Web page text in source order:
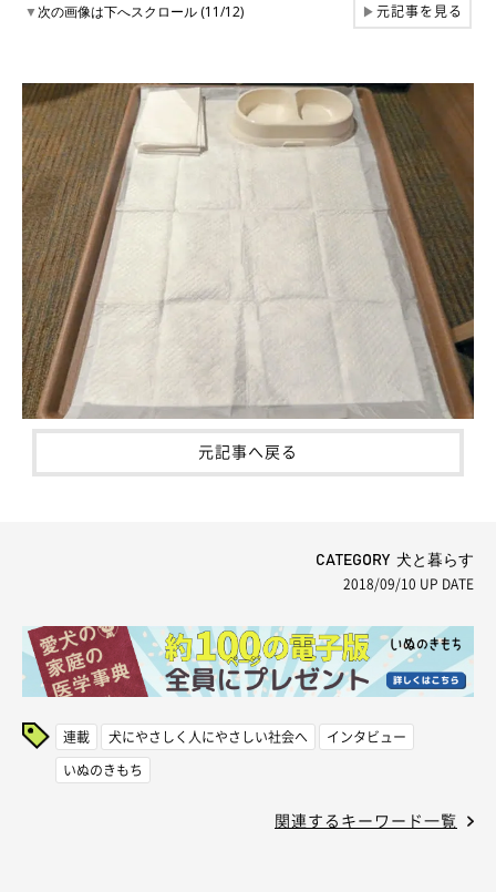
▼次の画像は下へスクロール (11/12) ▶元記事を見る
元記事へ戻る
CATEGORY 犬と暮らす
2018/09/10 UP DATE
連載 犬にやさしく人にやさしい社会へ
インタビュー
いぬのきもち
関連するキーワード一覧